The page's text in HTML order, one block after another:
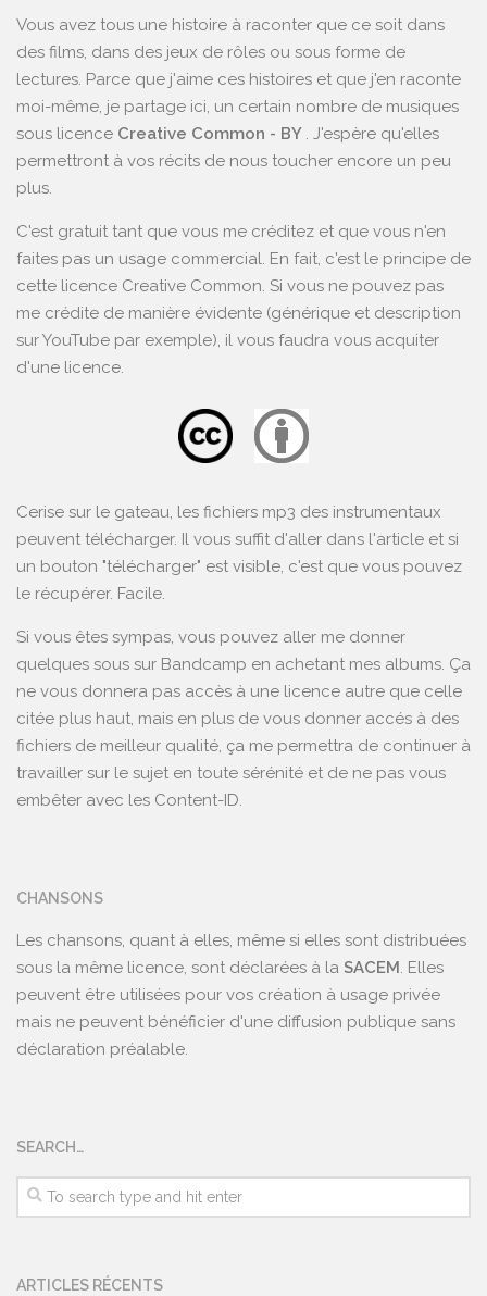
Vous avez tous une histoire à raconter que ce soit dans
des films, dans des jeux de rôles ou sous forme de
lectures. Parce que j'aime ces histoires et que j'en raconte
moi-même, je partage ici, un certain nombre de musiques
sous licence Creative Common - BY . J'espère qu'elles
permettront à vos récits de nous toucher encore un peu
plus.
C'est gratuit tant que vous me créditez et que vous n'en
faites pas un usage commercial. En fait, c'est le principe de
cette licence Creative Common. Si vous ne pouvez pas
me crédite de manière évidente (générique et description
sur YouTube par exemple), il vous faudra vous acquiter
d'une licence.
Cerise sur le gateau, les fichiers mp3 des instrumentaux
peuvent télécharger. Il vous suffit d'aller dans l'article et si
un bouton "télécharger" est visible, c'est que vous pouvez
le récupérer. Facile.
Si vous êtes sympas, vous pouvez aller me donner
quelques sous sur Bandcamp en achetant mes albums. Ça
ne vous donnera pas accès à une licence autre que celle
citée plus haut, mais en plus de vous donner accés à des
fichiers de meilleur qualité, ça me permettra de continuer à
travailler sur le sujet en toute sérénité et de ne pas vous
embêter avec les Content-ID.
CHANSONS
Les chansons, quant à elles, même si elles sont distribuées
sous la même licence, sont déclarées à la SACEM. Elles
peuvent être utilisées pour vos création à usage privée
mais ne peuvent bénéficier d'une diffusion publique sans
déclaration préalable.
SEARCH…
ARTICLES RÉCENTS